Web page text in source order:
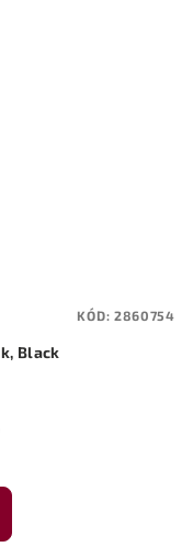
Black
KÓD:2860754